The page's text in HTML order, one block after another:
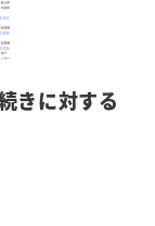
きに対する